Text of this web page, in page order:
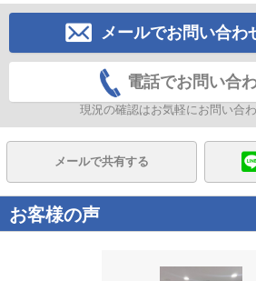
メールでお問い合わ
電話でお問い合
現況の確認はお気軽にお問い合わ
メールで共有する
お客様の声